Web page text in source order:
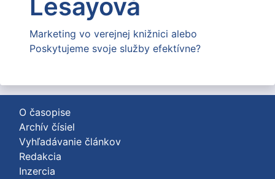
Lesayová
Marketing vo verejnej knižnici alebo
Poskytujeme svoje služby efektívne?
O časopise
Archív čísiel
Vyhľadávanie článkov
Redakcia
Inzercia